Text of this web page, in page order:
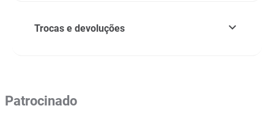
Trocas e devoluções
Patrocinado